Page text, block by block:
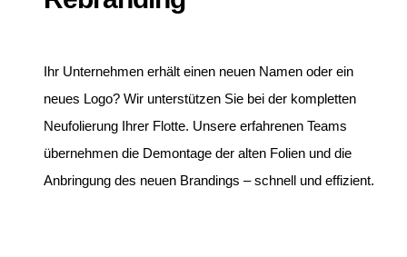
Ihr Unternehmen erhält einen neuen Namen oder ein
neues Logo? Wir unterstützen Sie bei der kompletten
Neufolierung Ihrer Flotte. Unsere erfahrenen Teams
übernehmen die Demontage der alten Folien und die
Anbringung des neuen Brandings – schnell und effizient.